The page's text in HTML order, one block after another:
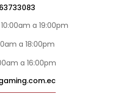
a 19:00pm
a 18:00pm
a 16:00pm